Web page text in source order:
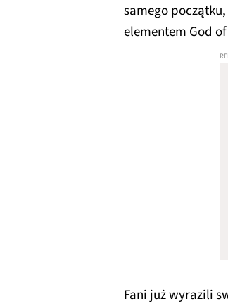
samego
elementem God
Fani już wyrazili